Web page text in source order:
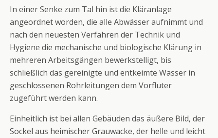
In einer Senke zum Tal hin ist die Kläranlage
angeordnet worden, die alle Abwässer aufnimmt und
nach den neuesten Verfahren der Technik und
Hygiene die mechanische und biologische Klärung in
mehreren Arbeitsgängen bewerkstelligt, bis
schließlich das gereinigte und entkeimte Wasser in
geschlossenen Rohrleitungen dem Vorfluter
zugeführt werden kann.
Einheitlich ist bei allen Gebäuden das äußere Bild, der
Sockel aus heimischer Grauwacke, der helle und leicht